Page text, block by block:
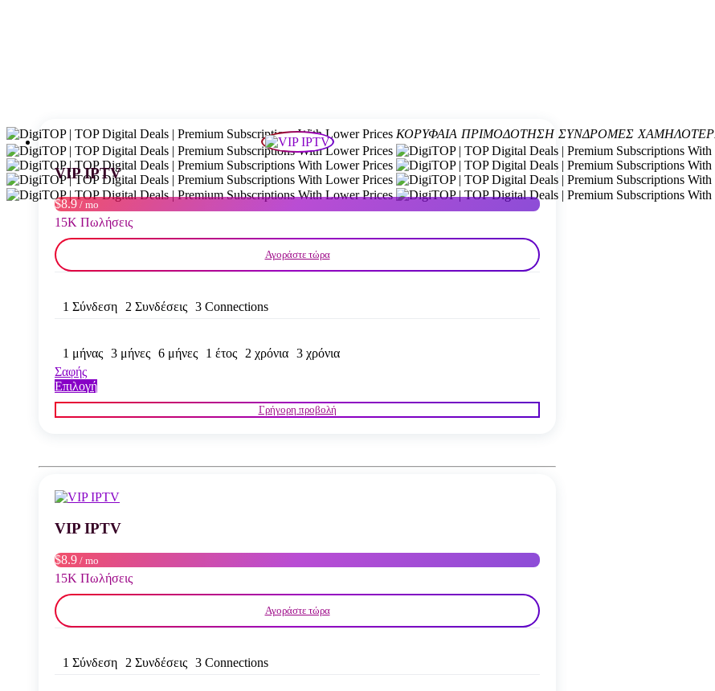
ΚΟΡΥΦΑΊΑ ΠΡΙΜΟΔΌΤΗΣΗΣΥΝΔΡΟΜΈΣ
VIP IPTV
$8.9 / mo
15K Πωλήσεις
Αγοράστε τώρα
1 Σύνδεση 2 Συνδέσεις 3 Connections
1 μήνας 3 μήνες 6 μήνες 1 έτος 2 χρόνια 3 χρόνια
Σαφής
ΕπιλογήΑυτό
το
προϊόν
μπορούν
επιλεγούν
σελίδα
του
προϊόντος
Γρήγορη προβολή
VIP IPTV
$8.9 / mo
15K Πωλήσεις
Αγοράστε τώρα
1 Σύνδεση 2 Συνδέσεις 3 Connections